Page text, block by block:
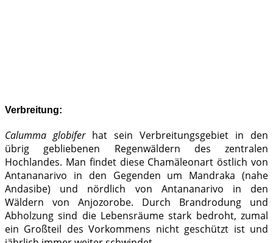
Verbreitung:
Calumma globiferhat sein Verbreitungsgebiet in den
übrig gebliebenen Regenwäldern des zentralen
Hochlandes. Man findet diese Chamäleonart östlich von
Antananarivo in den Gegenden um Mandraka (nahe
Andasibe) und nördlich von Antananarivo in den
Wäldern von Anjozorobe. Durch Brandrodung und
Abholzung sind die Lebensräume stark bedroht, zumal
ein Großteil des Vorkommens nicht geschützt ist und